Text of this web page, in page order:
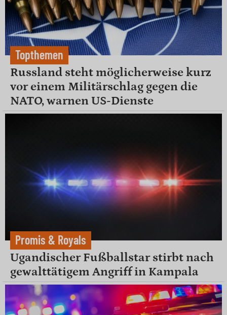
Topthemen
Russland steht möglicherweise kurz
vor einem Militärschlag gegen die
NATO, warnen US-Dienste
Promis & Royals
Ugandischer Fußballstar stirbt nach
gewalttätigem Angriff in Kampala